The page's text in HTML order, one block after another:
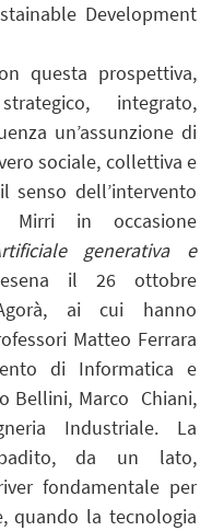
Development
questa prospettiva,
integrato,
un’assunzione di
sociale, collettiva e
senso dell’intervento
Mirri in occasione
generativa e
il 26 ottobre
ai cui hanno
Matteo Ferrara
di Informatica e
Bellini, Marco Chiani,
Industriale. La
da un lato,
fondamentale per
quando la tecnologia